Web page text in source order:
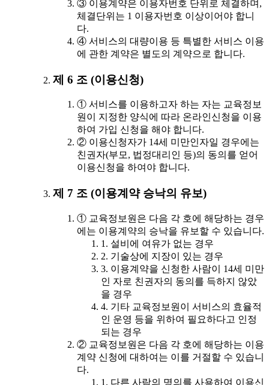
③ 이용계약은 이용자번호 단위로 체결하며,
체결단위는 1 이용자번호 이상이어야 합니
다.
④ 서비스의 대량이용 등 특별한 서비스 이용
에 관한 계약은 별도의 계약으로 합니다.
제 6 조 (이용신청)
① 서비스를 이용하고자 하는 자는 교육정보
원이 지정한 양식에 따라 온라인신청을 이용
하여 가입 신청을 해야 합니다.
② 이용신청자가 14세 미만인자일 경우에는
친권자(부모, 법정대리인 등)의 동의를 얻어
이용신청을 하여야 합니다.
제 7 조 (이용계약 승낙의 유보)
① 교육정보원은 다음 각 호에 해당하는 경우
에는 이용계약의 승낙을 유보할 수 있습니다.
1. 설비에 여유가 없는 경우
2. 기술상에 지장이 있는 경우
3. 이용계약을 신청한 사람이 14세 미만
인 자로 친권자의 동의를 득하지 않았
을 경우
4. 기타 교육정보원이 서비스의 효율적
인 운영 등을 위하여 필요하다고 인정
되는 경우
② 교육정보원은 다음 각 호에 해당하는 이용
계약 신청에 대하여는 이를 거절할 수 있습니
다.
1. 다른 사람의 명의를 사용하여 이용신